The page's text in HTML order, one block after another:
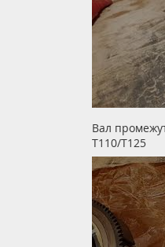
Вал
T110/T125